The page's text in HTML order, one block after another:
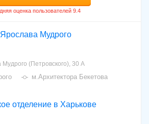
Мудрого
(Петровского), 30 А
м.Архитектора Бекетова
отделение в Харькове